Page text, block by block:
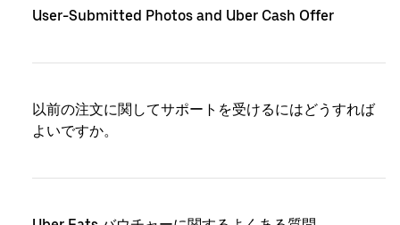
User-Submitted Photos and Uber Cash Offer
以前の注文に関してサポートを受けるにはどうすれば
よいですか。